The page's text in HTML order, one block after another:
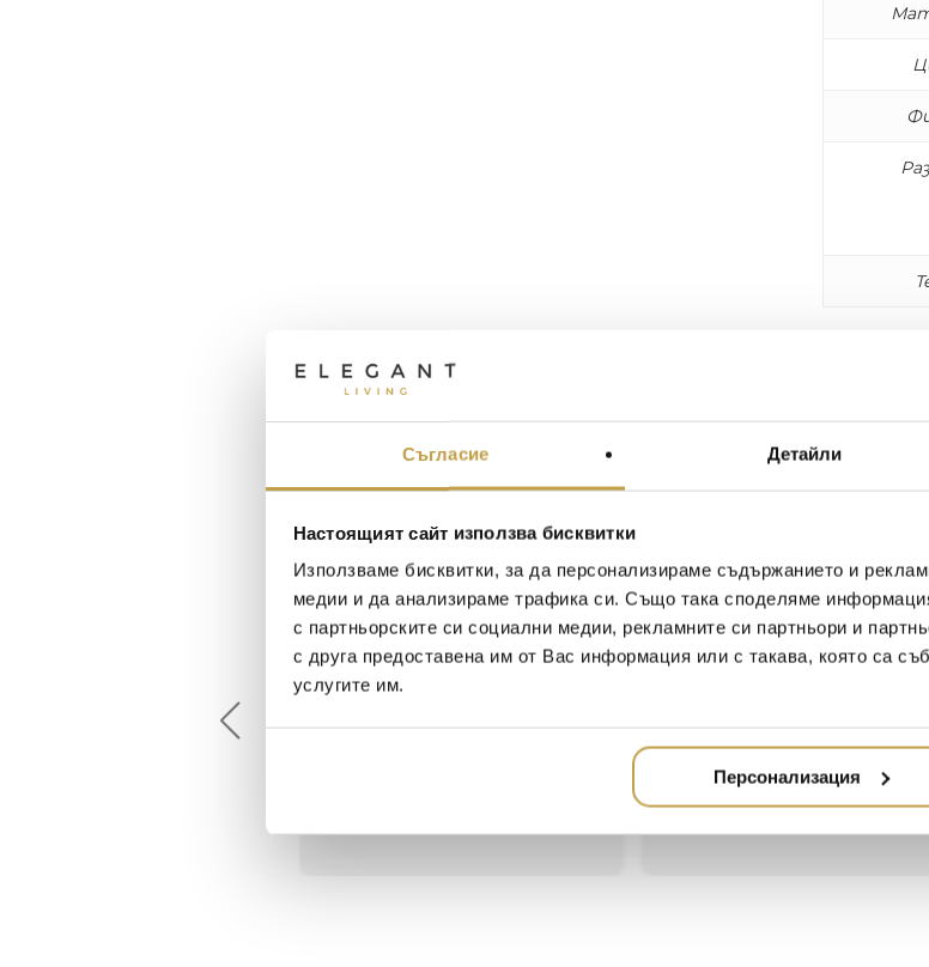
Съгласие Детайли
Настоящият сайт използва бисквитки
Използваме бисквитки, за да персонализираме съдържанието и
медии и да анализираме трафика си. Също така споделяме
с партньорските си социални медии, рекламните си партньори и
с друга предоставена им от Вас информация или с такава, която са
услугите им.
Персонализация
Когато
Hybrid
лични.
Георги Питов
2021-06-01
Много интересни
Иван Иванов
Един магазин за красив и
елегантен дом. В него ще
намерите всичко, което ще
направи жилището ви